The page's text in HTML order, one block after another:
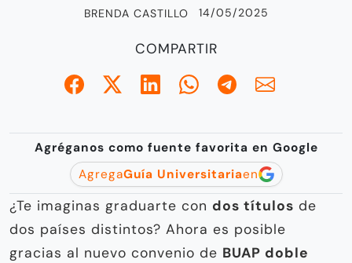
BRENDA CASTILLO 14/05/2025
COMPARTIR
Agréganos como fuente favorita en Google
AgregaGuía Universitariaen
¿Te imaginas graduarte con dos títulos de
dos países distintos? Ahora es posible
gracias al nuevo convenio de BUAP doble